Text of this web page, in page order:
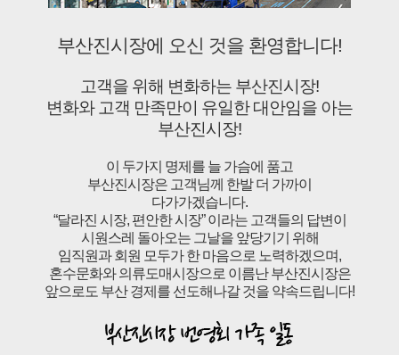
부산진시장에 오신 것을 환영합니다!
고객을 위해 변화하는 부산진시장!
변화와 고객 만족만이 유일한 대안임을 아는
부산진시장!
이 두가지 명제를 늘 가슴에 품고
부산진시장은 고객님께 한발 더 가까이
다가가겠습니다.
“달라진 시장, 편안한 시장” 이라는 고객들의 답변이
시원스레 돌아오는 그날을 앞당기기 위해
임직원과 회원 모두가 한 마음으로 노력하겠으며,
혼수문화와 의류도매시장으로 이름난 부산진시장은
앞으로도 부산 경제를 선도해나갈 것을 약속드립니다!